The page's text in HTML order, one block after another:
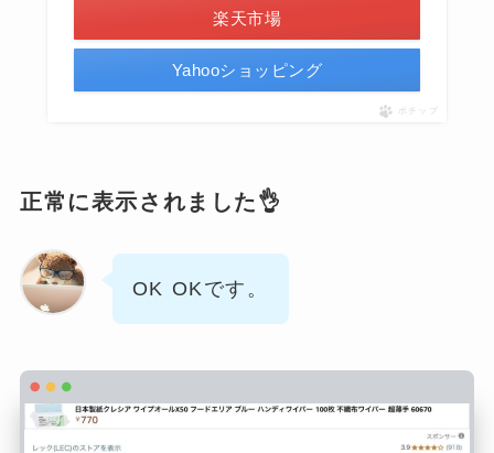
楽天市場
Yahooショッピング
ポチップ
正常に表示されました👌
OK OKです。